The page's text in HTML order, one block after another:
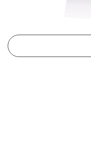
出典：ワークマン